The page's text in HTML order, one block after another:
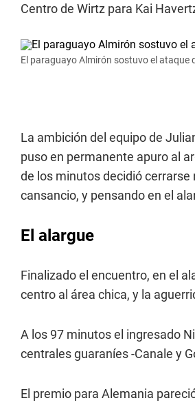
Centro de Wirtz para Kai
El paraguayo Almirón sostuvo el ataque
La ambición del equipo de
puso en permanente apuro al
de los minutos decidió
cansancio, y pensando en el
El alargue
Finalizado el encuentro, en el
centro al área chica, y la
A los 97 minutos el ingresado
centrales guaraníes -Canale y
El premio para Alemania